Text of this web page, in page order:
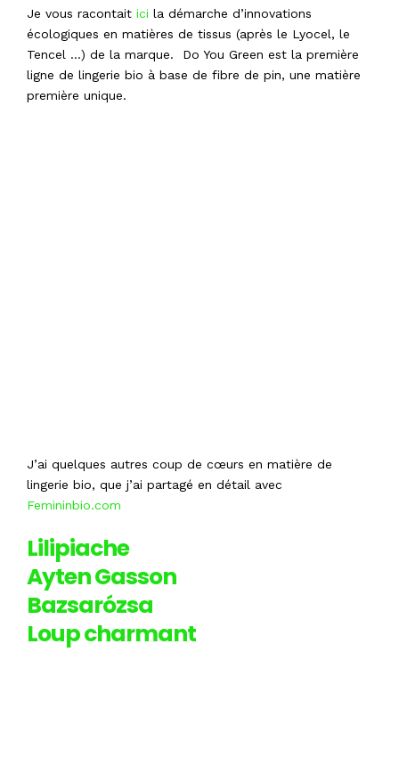
Je vous racontait ici la démarche d’innovations
écologiques en matières de tissus (après le Lyocel, le
Tencel …) de la marque. Do You Green est la première
ligne de lingerie bio à base de fibre de pin, une matière
première unique.
J’ai quelques autres coup de cœurs en matière de
lingerie bio, que j’ai partagé en détail avec
Femininbio.com
Lilipiache
Ayten Gasson
Bazsarózsa
Loup charmant